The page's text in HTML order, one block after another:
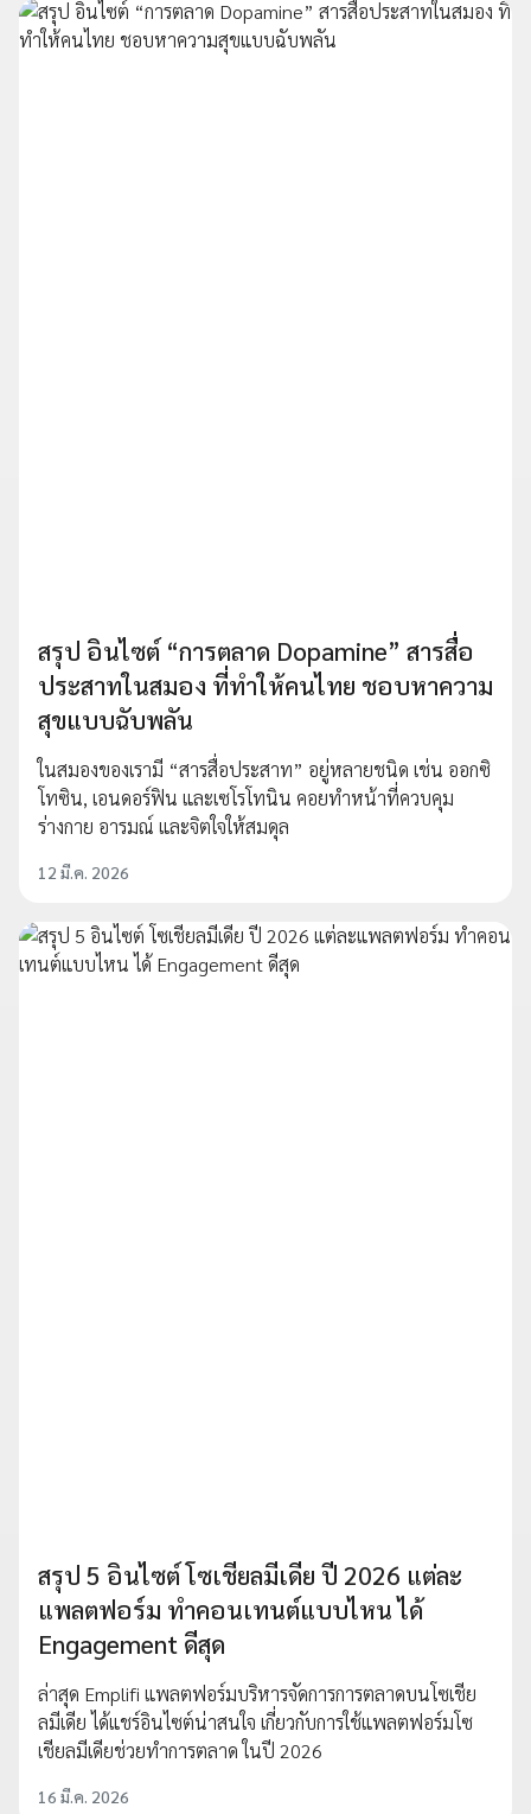
สรุป อินไซต์ “การตลาด Dopamine” สารสื่อ
ประสาทในสมอง ที่ทำให้คนไทย ชอบหาความ
สุขแบบฉับพลัน
ในสมองของเรามี “สารสื่อประสาท” อยู่หลายชนิด เช่น ออกซิ
โทซิน, เอนดอร์ฟิน และเซโรโทนิน คอยทำหน้าที่ควบคุม
ร่างกาย อารมณ์ และจิตใจให้สมดุล
12 มี.ค. 2026
สรุป 5 อินไซต์ โซเชียลมีเดีย ปี 2026 แต่ละ
แพลตฟอร์ม ทำคอนเทนต์แบบไหน ได้
Engagement ดีสุด
ล่าสุด Emplifi แพลตฟอร์มบริหารจัดการการตลาดบนโซเชีย
ลมีเดีย ได้แชร์อินไซต์น่าสนใจ เกี่ยวกับการใช้แพลตฟอร์มโซ
เชียลมีเดียช่วยทำการตลาด ในปี 2026
16 มี.ค. 2026